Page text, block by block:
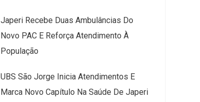
Japeri Recebe Duas Ambulâncias Do
Novo PAC E Reforça Atendimento À
População
UBS São Jorge Inicia Atendimentos E
Marca Novo Capítulo Na Saúde De Japeri